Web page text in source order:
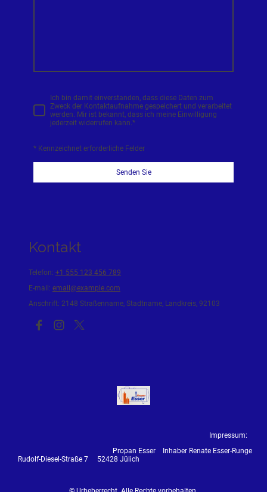
Ich bin damit einverstanden, dass diese Daten zum
Zweck der Kontaktaufnahme gespeichert und verarbeitet
werden. Mir ist bekannt, dass ich meine Einwilligung
jederzeit widerrufen kann.*
* Kennzeichnet erforderliche Felder
Senden Sie
Kontakt
Telefon: +1 555 123 456 789
E-mail: email@example.com
Anschrift: 2148 Straßenname, Stadtname, Landkreis, 92103
Impressum:
Propan Esser Inhaber Renate Esser-Runge
Rudolf-Diesel-Straße 7 52428 Jülich